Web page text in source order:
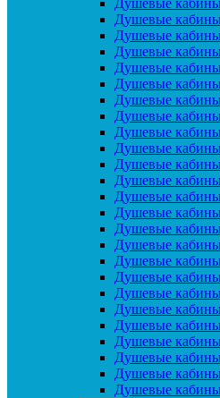
Душевые
Душевые
Душевые
Душевые
Душевые
Душевые кабины
Душевые
Душевые
Душевые
Душевые
Душевые
Душевые
Душевые
Душевые
Душевые
Душевые
Душевые
Душевые
Душевые
Душевые
Душевые
Душевые
Душевые
Душевые
Душевые